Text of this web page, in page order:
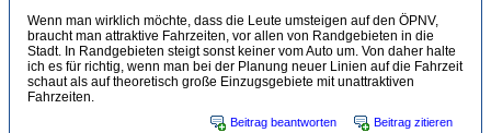
Wenn man wirklich möchte, dass die Leute umsteigen auf den ÖPNV,
braucht man attraktive Fahrzeiten, vor allen von Randgebieten in die
Stadt. In Randgebieten steigt sonst keiner vom Auto um. Von daher halte
ich es für richtig, wenn man bei der Planung neuer Linien auf die Fahrzeit
schaut als auf theoretisch große Einzugsgebiete mit unattraktiven
Fahrzeiten.
Beitrag beantworten Beitrag zitieren